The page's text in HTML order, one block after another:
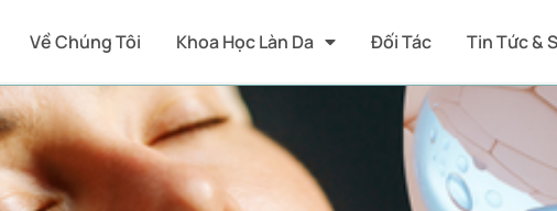
Về Chúng Tôi Khoa Học Làn Da Đối Tác Tin Tức &